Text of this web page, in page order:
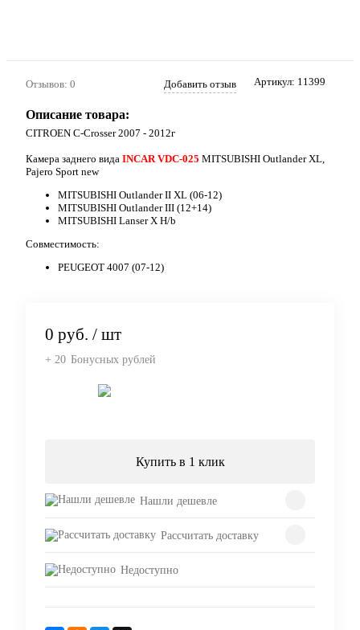
Отзывов: 0 Добавить отзыв Артикул: 11399
Описание товара:
CITROEN C-Crosser 2007 - 2012г
Камера заднего вида INCAR VDC-025 MITSUBISHI Outlander XL,
Pajero Sport new
MITSUBISHI Outlander II XL (06-12)
MITSUBISHI Outlander III (12+14)
MITSUBISHI Lanser X H/b
Совместимость:
PEUGEOT 4007 (07-12)
0 руб. / шт
+ 20 Бонусных рублей
Купить в 1 клик
Нашли дешевле
Рассчитать доставку
Недоступно